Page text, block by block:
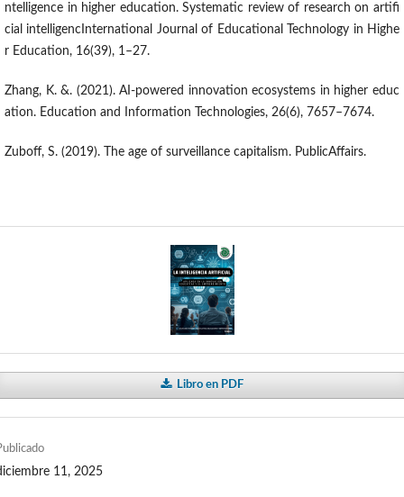
ntelligence in higher education. Systematic review of research on artifi
cial intelligencInternational Journal of Educational Technology in Highe
r Education, 16(39), 1–27.
Zhang, K. &. (2021). AI-powered innovation ecosystems in higher educ
ation. Education and Information Technologies, 26(6), 7657–7674.
Zuboff, S. (2019). The age of surveillance capitalism. PublicAffairs.
Libro en PDF
11, 2025